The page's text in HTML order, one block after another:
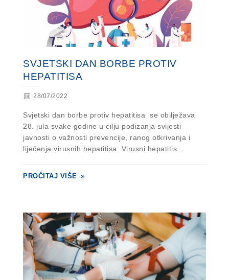
SVJETSKI DAN BORBE PROTIV
HEPATITISA
28/07/2022
Svjetski dan borbe protiv hepatitisa se obilježava
28. jula svake godine u cilju podizanja svijesti
javnosti o važnosti prevencije, ranog otkrivanja i
liječenja virusnih hepatitisa. Virusni hepatitis...
PROČITAJ VIŠE